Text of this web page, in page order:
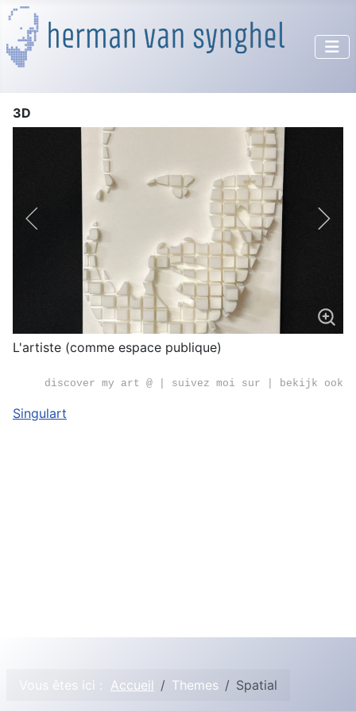
3D
L'artiste (comme espace publique)
discover my art @ | suivez moi sur | bekijk ook
Singulart
Vous êtes ici : Accueil Themes Spatial